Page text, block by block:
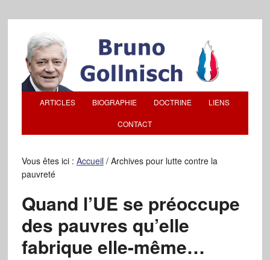
ARTICLES BIOGRAPHIE DOCTRINE LIENS
CONTACT
Vous êtes ici : Accueil /Archives pour lutte contre la
pauvreté
Quand l’UE se préoccupe
des pauvres qu’elle
fabrique elle-même…